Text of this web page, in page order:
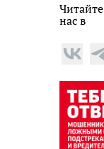
Читайте
нас в